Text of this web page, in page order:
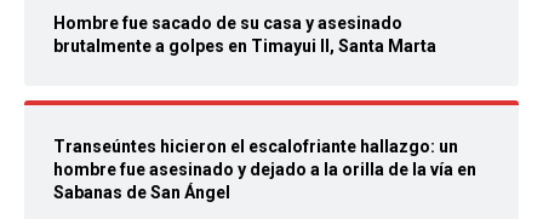
Hombre fue sacado de su casa y asesinado
brutalmente a golpes en Timayui II, Santa Marta
Transeúntes hicieron el escalofriante hallazgo: un
hombre fue asesinado y dejado a la orilla de la vía en
Sabanas de San Ángel